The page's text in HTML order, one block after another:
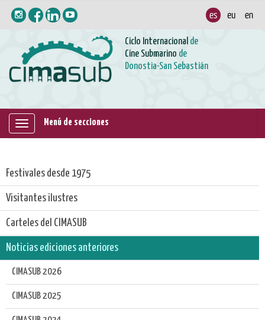
Ciclo Internacional de
Cine Submarino de
Donostia-San Sebastián
Mostrar/ocultar
Menú de secciones
Festivales desde 1975
Visitantes ilustres
Carteles del CIMASUB
Noticias ediciones anteriores
CIMASUB 2026
CIMASUB 2025